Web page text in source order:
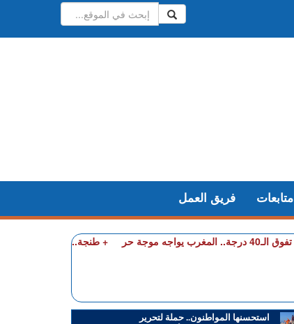
فريق العمل متابعات
+ طنجة.. فيديو متداول يقود إلى
استحسنها المواطنون.. حملة لتحرير